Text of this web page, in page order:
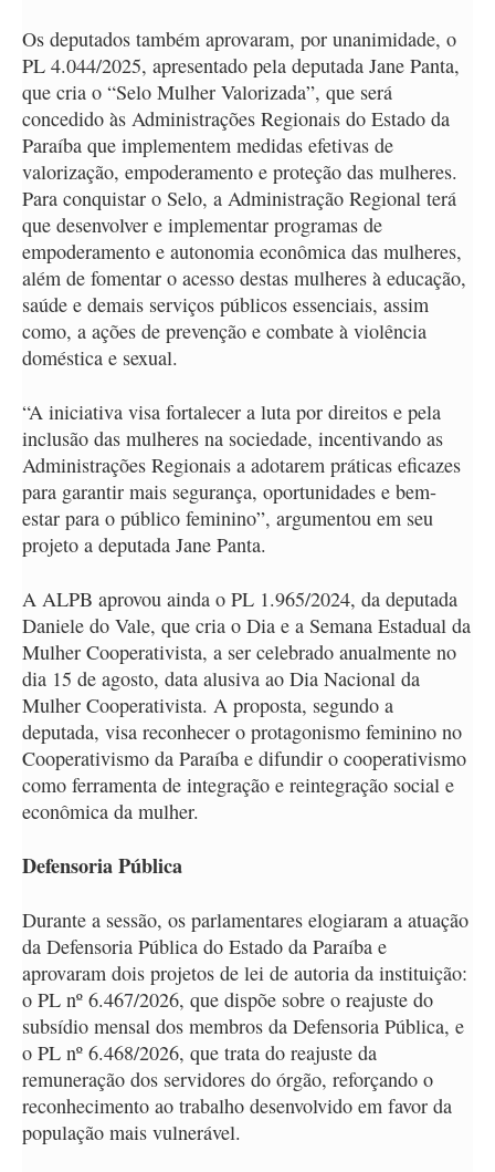
Os deputados também aprovaram, por unanimidade, o
PL 4.044/2025, apresentado pela deputada Jane Panta,
que cria o “Selo Mulher Valorizada”, que será
concedido às Administrações Regionais do Estado da
Paraíba que implementem medidas efetivas de
valorização, empoderamento e proteção das mulheres.
Para conquistar o Selo, a Administração Regional terá
que desenvolver e implementar programas de
empoderamento e autonomia econômica das mulheres,
além de fomentar o acesso destas mulheres à educação,
saúde e demais serviços públicos essenciais, assim
como, a ações de prevenção e combate à violência
doméstica e sexual.
“A iniciativa visa fortalecer a luta por direitos e pela
inclusão das mulheres na sociedade, incentivando as
Administrações Regionais a adotarem práticas eficazes
para garantir mais segurança, oportunidades e bem-
estar para o público feminino”, argumentou em seu
projeto a deputada Jane Panta.
A ALPB aprovou ainda o PL 1.965/2024, da deputada
Daniele do Vale, que cria o Dia e a Semana Estadual da
Mulher Cooperativista, a ser celebrado anualmente no
dia 15 de agosto, data alusiva ao Dia Nacional da
Mulher Cooperativista. A proposta, segundo a
deputada, visa reconhecer o protagonismo feminino no
Cooperativismo da Paraíba e difundir o cooperativismo
como ferramenta de integração e reintegração social e
econômica da mulher.
Defensoria Pública
Durante a sessão, os parlamentares elogiaram a atuação
da Defensoria Pública do Estado da Paraíba e
aprovaram dois projetos de lei de autoria da instituição:
o PL nº 6.467/2026, que dispõe sobre o reajuste do
subsídio mensal dos membros da Defensoria Pública, e
o PL nº 6.468/2026, que trata do reajuste da
remuneração dos servidores do órgão, reforçando o
reconhecimento ao trabalho desenvolvido em favor da
população mais vulnerável.